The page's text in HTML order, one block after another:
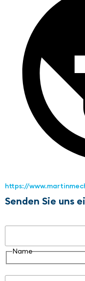
https://
Senden Sie uns
Name